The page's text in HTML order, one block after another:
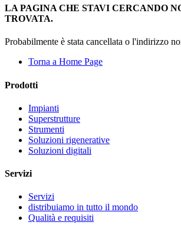
LA PAGINA CHE STAVI CERCANDO
TROVATA.
Probabilmente è stata cancellata o l'indirizzo
Torna a Home Page
Prodotti
Impianti
Superstrutture
Strumenti
Soluzioni rigenerative
Soluzioni digitali
Servizi
Servizi
distribuiamo in tutto il mondo
Qualità e requisiti